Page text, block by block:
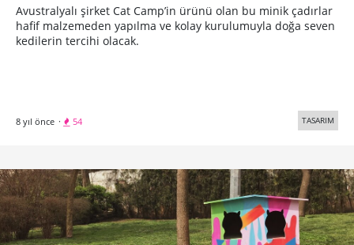
Avustralyalı şirket Cat Camp’in ürünü olan bu minik çadırlar
hafif malzemeden yapılma ve kolay kurulumuyla doğa seven
kedilerin tercihi olacak.
8 yıl önce · 54 TASARIM